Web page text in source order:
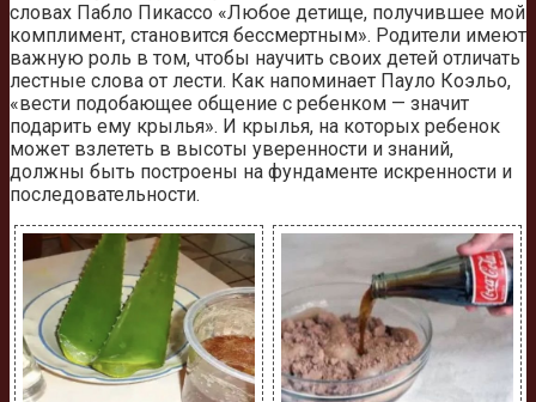
словах Пабло Пикассо «Любое детище, получившее мой
комплимент, становится бессмертным». Родители имеют
важную роль в том, чтобы научить своих детей отличать
лестные слова от лести. Как напоминает Пауло Коэльо,
«вести подобающее общение с ребенком — значит
подарить ему крылья». И крылья, на которых ребенок
может взлететь в высоты уверенности и знаний,
должны быть построены на фундаменте искренности и
последовательности.